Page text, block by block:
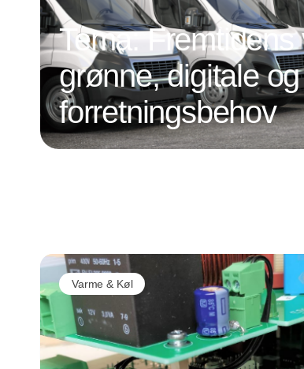
Tema: Fremtidens
grønne, digitale
forretningsbehov
Varme & Køl